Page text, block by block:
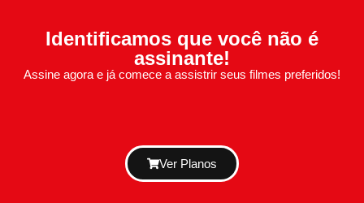
Identificamos que você não é
assinante!
Assine agora e já comece a assistrir seus filmes preferidos!
Ver Planos